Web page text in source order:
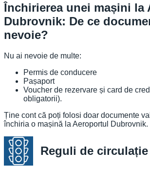
Închirierea unei mașini la
Dubrovnik: De ce
nevoie?
Nu ai nevoie de multe:
Permis de conducere
Pașaport
Voucher de rezervare și card de
obligatorii).
Ține cont că poți folosi doar documente
închiria o mașină la Aeroportul Dubrovnik.
Reguli de circulație